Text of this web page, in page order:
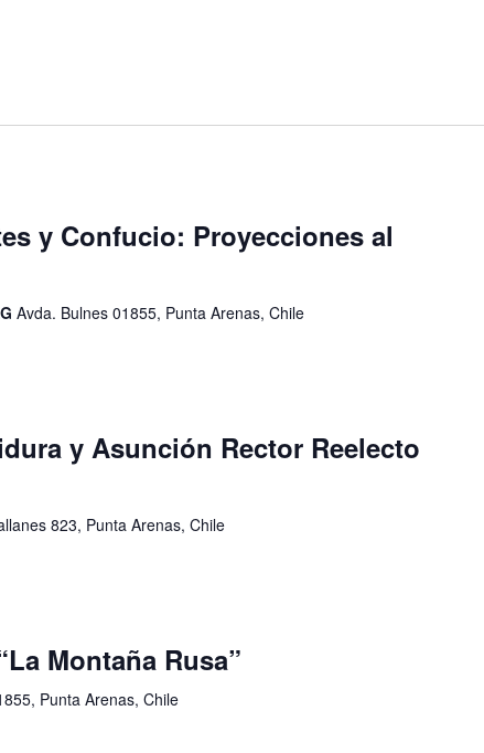
y Confucio: Proyecciones al
Avda. Bulnes 01855, Punta Arenas, Chile
y Asunción Rector Reelecto
823, Punta Arenas, Chile
Montaña Rusa”
Punta Arenas, Chile